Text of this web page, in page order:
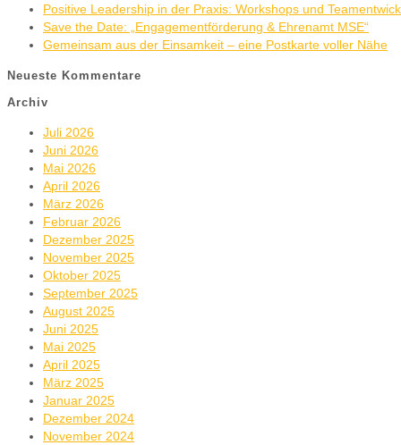
Positive Leadership in der Praxis: Workshops und
Save the Date: „Engagementförderung & Ehrenamt MSE“
Gemeinsam aus der Einsamkeit – eine Postkarte voller Nähe
Neueste Kommentare
Archiv
Juli 2026
Juni 2026
Mai 2026
April 2026
März 2026
Februar 2026
Dezember 2025
November 2025
Oktober 2025
September 2025
August 2025
Juni 2025
Mai 2025
April 2025
März 2025
Januar 2025
Dezember 2024
November 2024